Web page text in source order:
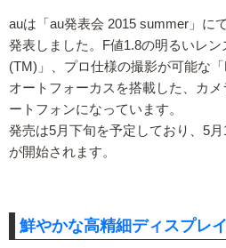
auは「au発表会 2015 summer」に
発表しました。F値1.8の明るいレ
(TM)」、プロ仕様の撮影が可能な
オートフォーカスを搭載した、カ
ートフォンになっています。
発売は5月下旬を予定しており、5
が開始されます。
鮮やかな高精細ディスプレイ